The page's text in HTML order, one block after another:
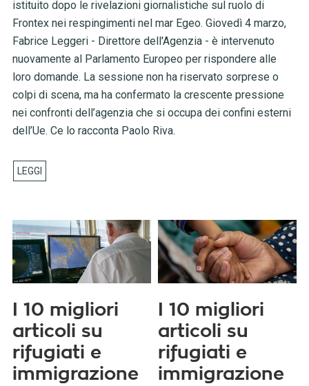
istituito dopo le rivelazioni giornalistiche sul ruolo di
Frontex nei respingimenti nel mar Egeo. Giovedì 4 marzo,
Fabrice Leggeri - Direttore dell'Agenzia - è intervenuto
nuovamente al Parlamento Europeo per rispondere alle
loro domande. La sessione non ha riservato sorprese o
colpi di scena, ma ha confermato la crescente pressione
nei confronti dell’agenzia che si occupa dei confini esterni
dell’Ue. Ce lo racconta Paolo Riva.
I 10 migliori
articoli su
rifugiati e
immigrazione
I 10 migliori
articoli su
rifugiati e
immigrazione